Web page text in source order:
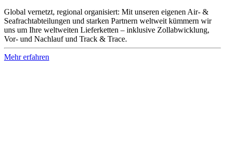
Global vernetzt, regional organisiert: Mit unseren eigenen Air- &
Seafrachtabteilungen und starken Partnern weltweit kümmern wir
uns um Ihre weltweiten Lieferketten – inklusive Zollabwicklung,
Vor- und Nachlauf und Track & Trace.
Mehr erfahren